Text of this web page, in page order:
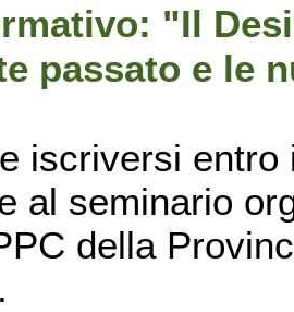
"Il
passato e le
iscriversi
al seminario
della